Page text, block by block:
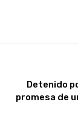
Detenido
promesa de